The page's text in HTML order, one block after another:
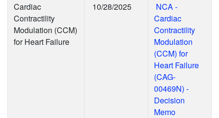
Cardiac
Contractility
Modulation (CCM)
for Heart Failure
10/28/2025
NCA -
Cardiac
Contractility
Modulation
(CCM) for
Heart Failure
(CAG-
00469N) -
Decision
Memo